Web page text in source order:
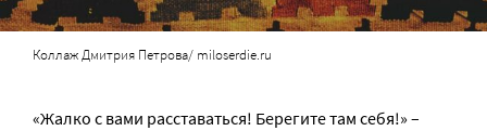
Коллаж Дмитрия Петрова/ miloserdie.ru
«Жалко с вами расставаться! Берегите там себя!» –